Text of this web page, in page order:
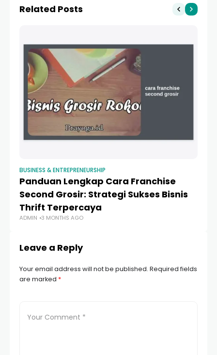
Related Posts
BUSINESS & ENTREPRENEURSHIP
Panduan Lengkap Cara Franchise
Second Grosir: Strategi Sukses Bisnis
Thrift Terpercaya
ADMIN 3 MONTHS AGO
Leave a Reply
Your email address will not be published. Required fields
are marked *